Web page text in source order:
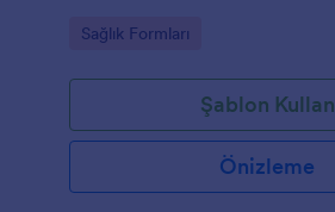
sürecinizi hızlandırın.
Go to Category:
Sağlık Formları
Şablon Kullan
Önizleme